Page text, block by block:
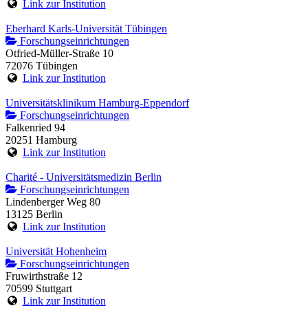
Link zur Institution
Eberhard Karls-Universität Tübingen
Forschungseinrichtungen
Otfried-Müller-Straße 10
72076 Tübingen
Link zur Institution
Universitätsklinikum Hamburg-Eppendorf
Forschungseinrichtungen
Falkenried 94
20251 Hamburg
Link zur Institution
Charité - Universitätsmedizin Berlin
Forschungseinrichtungen
Lindenberger Weg 80
13125 Berlin
Link zur Institution
Universität Hohenheim
Forschungseinrichtungen
Fruwirthstraße 12
70599 Stuttgart
Link zur Institution